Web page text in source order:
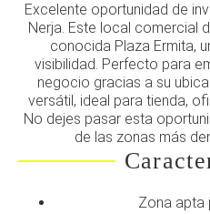
Excelente oportunidad de
Nerja. Este local comercial
conocida Plaza Ermita,
visibilidad. Perfecto para
negocio gracias a su
versátil, ideal para tienda,
No dejes pasar esta
de las zonas más
Zona apta